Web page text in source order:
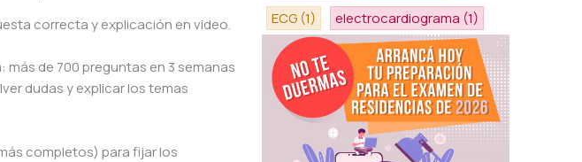
correcta y explicación en video.
de 700 preguntas en 3 semanas
dudas y explicar los temas
completos) para fijar los
ECG (1) electrocardiograma (1)